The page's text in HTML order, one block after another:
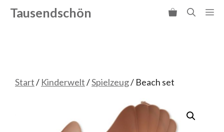
Zum
Inhalt
Tausendschön
Start/ Kinderwelt/Spielzeug/ Beach set